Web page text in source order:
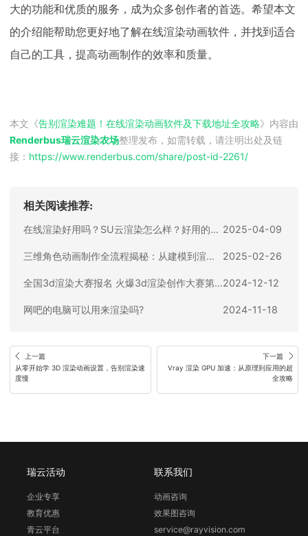
大的功能和优质的服务，成为众多创作者的首选。希望本文
的介绍能帮助您更好地了解在线渲染动画软件，并找到适合
自己的工具，提高动画制作的效率和质量。
本文《告别渲染难题！在线渲染动画软件及下载地址全攻略》内容由
Renderbus瑞云渲染农场整理发布，如需转载，请注明出处及链
接： https://www.renderbus.com/share/post-id-2261/
相关阅读推荐:
在线渲染好用吗？SU云渲染怎么样？好用的渲染网站有哪些？ 2025-04-09
三维角色动画制作全流程揭秘：从建模到渲染，5款必备软件推荐 2025-02-26
全国3d渲染大赛报名 火爆3d渲染创作大赛第四届报名地址2024-12-12
网吧的电脑可以用来渲染吗? 2024-11-18
上一篇
从零开始学 3D 渲染动画设置，告别渲染速
度慢
下一篇
Vray 渲染 GPU 加速：从原理到应用的超
全攻略
瑞云活动
企业专享
教育优惠
青云平台
联系我们
动画咨询
效果图咨询
service@rayvision.com